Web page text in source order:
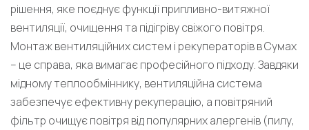
рішення, яке поєднує функції припливно-витяжної
вентиляції, очищення та підігріву свіжого повітря.
Монтаж вентиляційних систем і рекуператорів в Сумах
– це справа, яка вимагає професійного підходу. Завдяки
мідному теплообміннику, вентиляційна система
забезпечує ефективну рекуперацію, а повітряний
фільтр очищує повітря від популярних алергенів (пилу,